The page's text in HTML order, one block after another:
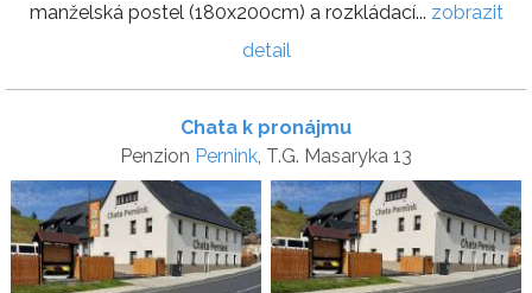
manželská postel (180x200cm) a rozkládací... zobrazit
detail
Chata k pronájmu
Penzion Pernink, T.G. Masaryka 13